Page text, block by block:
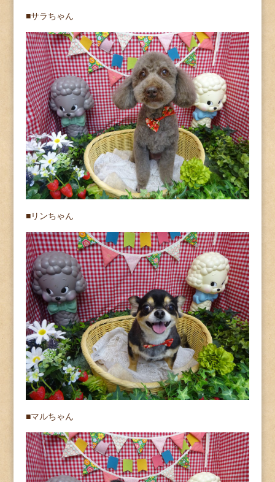
■サラちゃん
■リンちゃん
■マルちゃん